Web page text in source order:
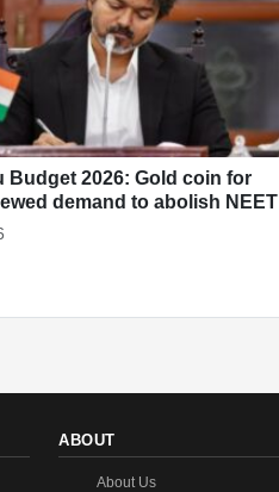
Budget 2026: Gold coin for
demand to abolish NEET
ABOUT
About Us